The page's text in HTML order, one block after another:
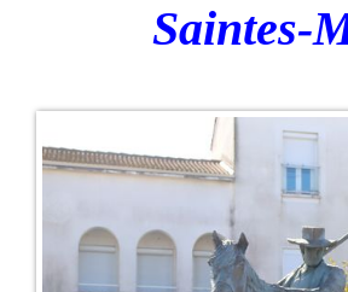
Saintes-